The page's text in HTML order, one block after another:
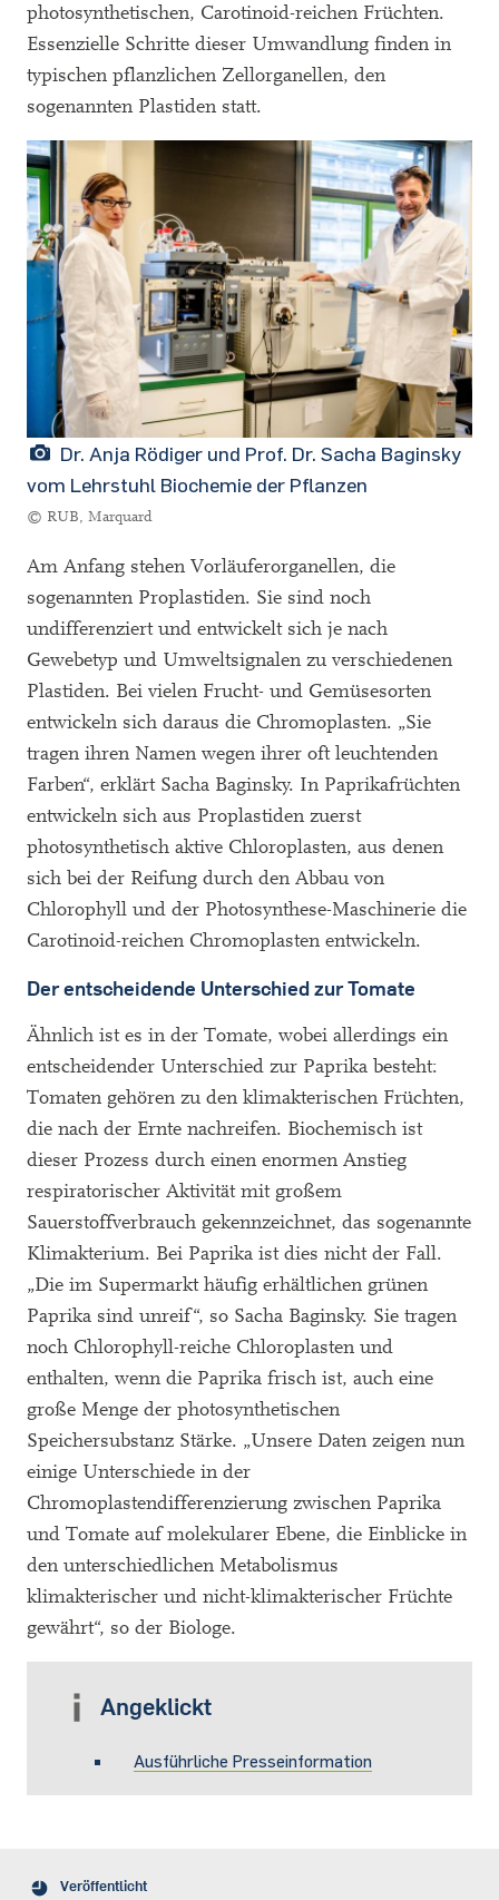
photosynthetischen, Carotinoid-reichen Früchten.
Essenzielle Schritte dieser Umwandlung finden in
typischen pflanzlichen Zellorganellen, den
sogenannten Plastiden statt.
Dr. Anja Rödiger und Prof. Dr. Sacha Baginsky
vom Lehrstuhl Biochemie der Pflanzen
© RUB, Marquard
Am Anfang stehen Vorläuferorganellen, die
sogenannten Proplastiden. Sie sind noch
undifferenziert und entwickelt sich je nach
Gewebetyp und Umweltsignalen zu verschiedenen
Plastiden. Bei vielen Frucht- und Gemüsesorten
entwickeln sich daraus die Chromoplasten. „Sie
tragen ihren Namen wegen ihrer oft leuchtenden
Farben“, erklärt Sacha Baginsky. In Paprikafrüchten
entwickeln sich aus Proplastiden zuerst
photosynthetisch aktive Chloroplasten, aus denen
sich bei der Reifung durch den Abbau von
Chlorophyll und der Photosynthese-Maschinerie die
Carotinoid-reichen Chromoplasten entwickeln.
Der entscheidende Unterschied zur Tomate
Ähnlich ist es in der Tomate, wobei allerdings ein
entscheidender Unterschied zur Paprika besteht:
Tomaten gehören zu den klimakterischen Früchten,
die nach der Ernte nachreifen. Biochemisch ist
dieser Prozess durch einen enormen Anstieg
respiratorischer Aktivität mit großem
Sauerstoffverbrauch gekennzeichnet, das sogenannte
Klimakterium. Bei Paprika ist dies nicht der Fall.
„Die im Supermarkt häufig erhältlichen grünen
Paprika sind unreif“, so Sacha Baginsky. Sie tragen
noch Chlorophyll-reiche Chloroplasten und
enthalten, wenn die Paprika frisch ist, auch eine
große Menge der photosynthetischen
Speichersubstanz Stärke. „Unsere Daten zeigen nun
einige Unterschiede in der
Chromoplastendifferenzierung zwischen Paprika
und Tomate auf molekularer Ebene, die Einblicke in
den unterschiedlichen Metabolismus
klimakterischer und nicht-klimakterischer Früchte
gewährt“, so der Biologe.
Angeklickt
Ausführliche Presseinformation
Veröffentlicht